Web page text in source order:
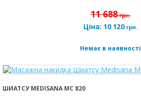
11 688грн.
Ціна: 10 120 грн.
Немає в наявності
ШИАТСУ MEDISANA MC 820